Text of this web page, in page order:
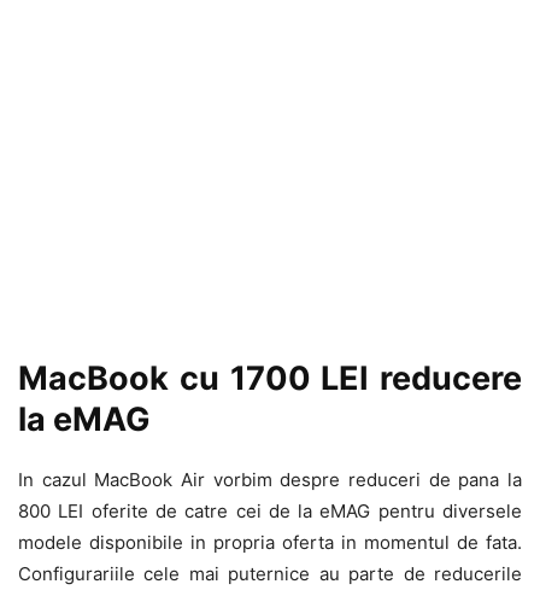
MacBook cu 1700 LEI reducere
la eMAG
In cazul MacBook Air vorbim despre reduceri de pana la
800 LEI oferite de catre cei de la eMAG pentru diversele
modele disponibile in propria oferta in momentul de fata.
Configurariile cele mai puternice au parte de reducerile